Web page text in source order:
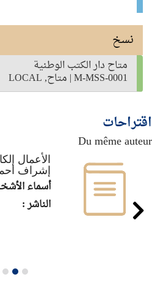
نسخ
متاح دار الكتب الوطنية
M-MSS-0001
| متاح, LOCAL
اقتراحات
Du même auteur
الأعمال
إشراف
أسماء
الناشر :